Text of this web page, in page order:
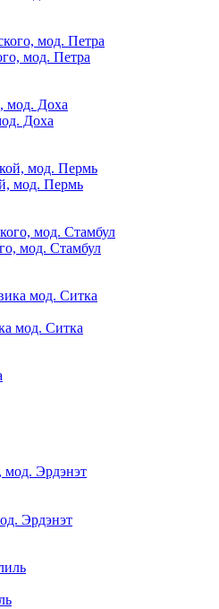
мод. Петра
Доха
мод. Пермь
мод. Стамбул
мод. Ситка
Эрдэнэт